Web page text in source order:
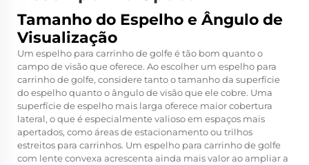
Tamanho do Espelho e Ângulo de
Visualização
Um espelho para carrinho de golfe é tão bom quanto o
campo de visão que oferece. Ao escolher um espelho para
carrinho de golfe, considere tanto o tamanho da superfície
do espelho quanto o ângulo de visão que ele cobre. Uma
superfície de espelho mais larga oferece maior cobertura
lateral, o que é especialmente valioso em espaços mais
apertados, como áreas de estacionamento ou trilhos
estreitos para carrinhos. Um espelho para carrinho de golfe
com lente convexa acrescenta ainda mais valor ao ampliar a